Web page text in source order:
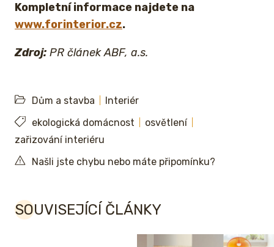
Kompletní informace najdete na
www.forinterior.cz.
Zdroj: PR článek ABF, a.s.
Dům a stavba
Interiér
ekologická domácnost
osvětlení
zařizování interiéru
Našli jste chybu nebo máte připomínku?
SOUVISEJÍCÍ ČLÁNKY